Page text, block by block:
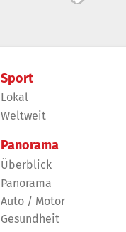
Sport
Lokal
Weltweit
Panorama
Überblick
Panorama
Auto / Motor
Gesundheit